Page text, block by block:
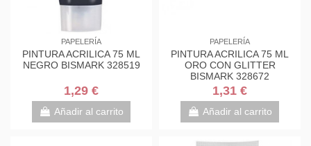
PAPELERÍA
PINTURA ACRILICA 75 ML
NEGRO BISMARK 328519
1,29 €
Añadir al carrito
PAPELERÍA
PINTURA ACRILICA 75 ML
ORO CON GLITTER
BISMARK 328672
1,31 €
Añadir al carrito